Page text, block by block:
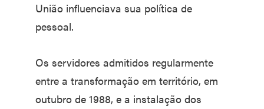
União influenciava sua política de
pessoal.
Os servidores admitidos regularmente
entre a transformação em território, em
outubro de 1988, e a instalação dos